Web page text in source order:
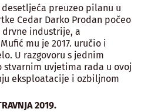
preuzeo pilanu u
Cedar Darko Prodan počeo
industrije, a
mu je 2017. uručio i
U razgovoru s jednim
stvarnim uvjetima rada u ovoj
eksploatacije i ozbiljnom
2019.